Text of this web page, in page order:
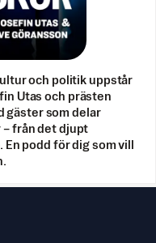
och politik uppstår
Utas och prästen
gäster som delar
från det djupt
podd för dig som vill